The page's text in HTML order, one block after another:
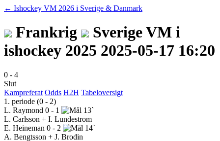
← Ishockey VM 2026 i Sverige & Danmark
Frankrig SverigeVM i
ishockey 2025 2025-05-17 16:20
0 - 4
Slut
Kampreferat Odds H2H Tabeloversigt
1. periode (0 - 2)
L. Raymond 0 - 1
13`
L. Carlsson + I. Lundestrom
E. Heineman 0 - 2
14`
A. Bengtsson + J. Brodin